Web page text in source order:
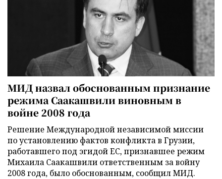
МИД назвал обоснованным признание
режима Саакашвили виновным в
войне 2008 года
Решение Международной независимой миссии
по установлению фактов конфликта в Грузии,
работавшего под эгидой ЕС, признавшее режим
Михаила Саакашвили ответственным за войну
2008 года, было обоснованным, сообщил МИД.